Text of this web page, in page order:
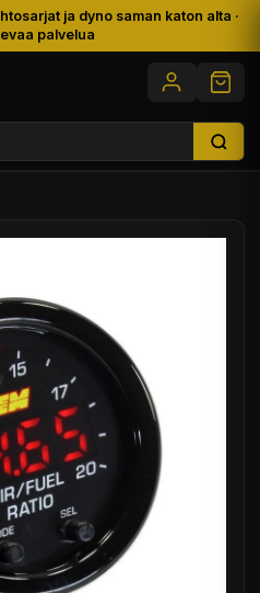
ja dyno saman katon alta ·
palvelua